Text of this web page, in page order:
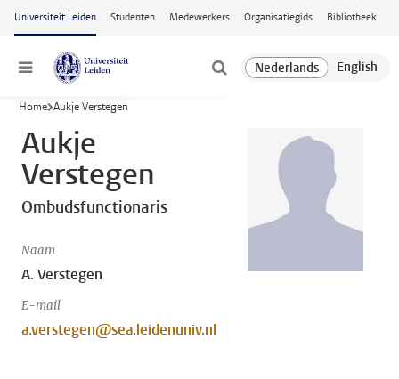
Ga naar hoofdinhoud
Universiteit Leiden Studenten Medewerkers Organisatiegids Bibliotheek
Menu
Home Aukje Verstegen
Aukje
Verstegen
Ombudsfunctionaris
Naam
A. Verstegen
E-mail
a.verstegen@sea.leidenuniv.nl